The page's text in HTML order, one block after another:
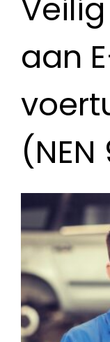
aan
(NEN